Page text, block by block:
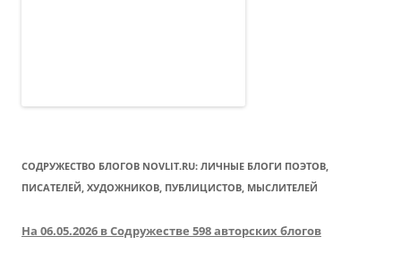
СОДРУЖЕСТВО БЛОГОВ NOVLIT.RU: ЛИЧНЫЕ БЛОГИ ПОЭТОВ,
ПИСАТЕЛЕЙ, ХУДОЖНИКОВ, ПУБЛИЦИСТОВ, МЫСЛИТЕЛЕЙ
На 06.05.2026 в Содружестве 598 авторских блогов